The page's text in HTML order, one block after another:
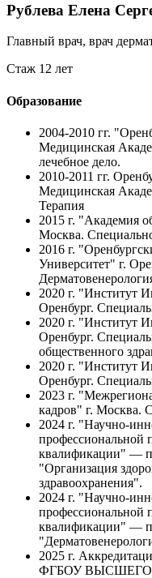
Рублева Елена
Главный врач, врач
Стаж 12 лет
Образование
2004-2010 гг.
Медицинская
лечебное дело.
2010-2011 гг.
Медицинская
Терапия
2015 г. "Академия
Москва.
2016 г.
Университет" г.
2020 г. "Институт
Оренбург.
2020 г. "Институт
Оренбург.
общественного
2020 г. "Институт
Оренбург.
2023 г.
кадров" г. Москва.
2024 г. "Научно-
профессиональной
квалификации" —
"Организация
здравоохранения".
2024 г. "Научно-
профессиональной
квалификации" —
2025 г.
ФГБОУ